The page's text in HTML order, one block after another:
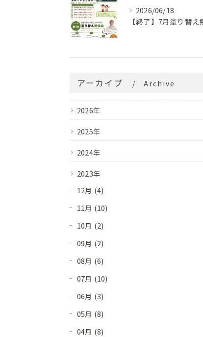
2026/06/18
アーカイブ Archive
2026年
2025年
2024年
2023年
12月 (4)
11月 (10)
10月 (2)
09月 (2)
08月 (6)
07月 (10)
06月 (3)
05月 (8)
04月 (8)